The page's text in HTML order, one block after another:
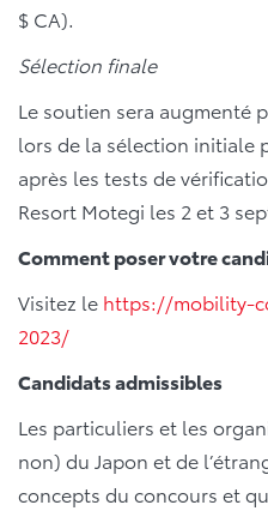
$ CA).
Sélection finale
Le soutien sera augmenté
lors de la sélection initiale
après les tests de
Resort Motegi les 2 et 3
Comment poser votre
Visitez le https://mobility-
2023/
Candidats admissibles
Les particuliers et les
non) du Japon et de
concepts du concours et